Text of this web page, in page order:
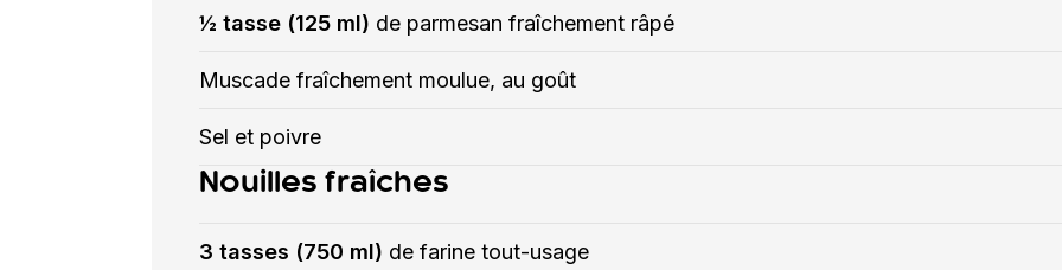
½ tasse (125 ml) de parmesan fraîchement râpé
Muscade fraîchement moulue, au goût
Sel et poivre
Nouilles fraîches
3 tasses (750 ml) de farine tout-usage